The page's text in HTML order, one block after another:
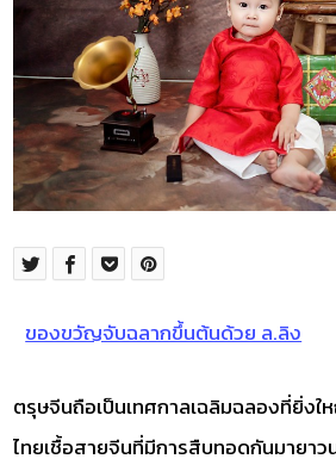
ของขวัญจับฉลากขึ้นต้นด้วย ล.ลิง
ตรุษจีนถือเป็นเทศกาลเฉลิมฉลองที่ยิ่ง
ไทยเชื้อสายจีนที่มีการสืบทอดกันมายาว